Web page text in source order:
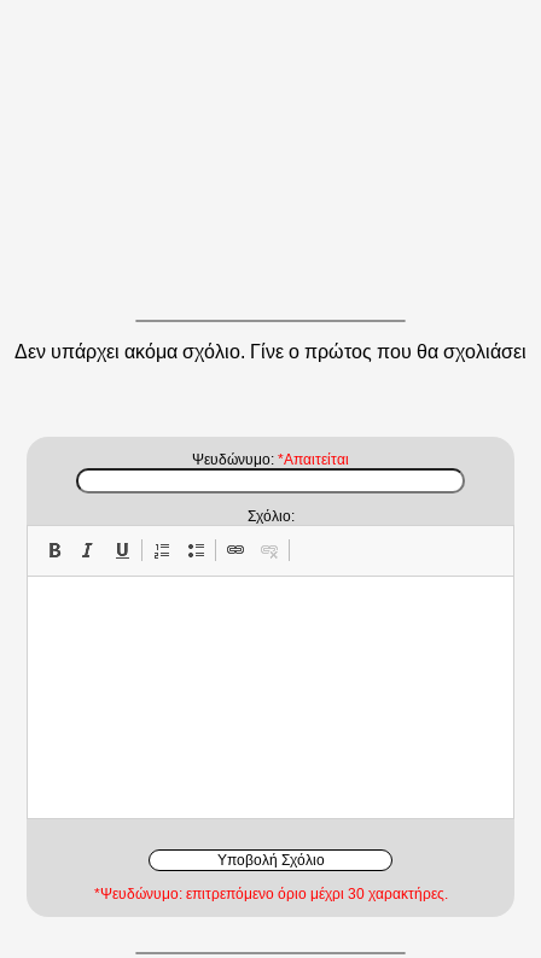
Δεν υπάρχει ακόμα σχόλιο. Γίνε ο πρώτος που θα σχολιάσει
Ψευδώνυμο: *Απαιτείται
Σχόλιο:
Υποβολή Σχόλιο
*Ψευδώνυμο: επιτρεπόμενο όριο μέχρι 30 χαρακτήρες.